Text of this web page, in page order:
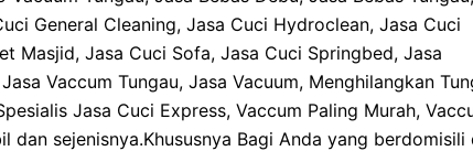
General Cleaning, Jasa Cuci Hydroclean, Jasa Cuci
Masjid, Jasa Cuci Sofa, Jasa Cuci Springbed, Jasa
Vaccum Tungau, Jasa Vacuum, Menghilangkan
Jasa Cuci Express, Vaccum Paling Murah,
dan sejenisnya.Khususnya Bagi Anda yang berdomisili